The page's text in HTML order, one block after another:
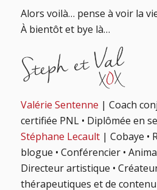
Alors voilà… pense à voir la
À bientôt et bye là…
Valérie Sentenne | Coach
certifiée PNL • Diplômée en
Stéphane Lecault| Cobaye •
blogue • Conférencier •
Directeur artistique •
thérapeutiques et de contenu